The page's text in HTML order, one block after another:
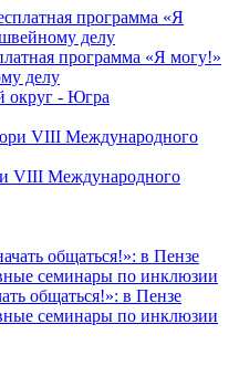
программа «Я могу!»
делу
округ - Югра
VIII Международного
общаться!»: в Пензе
семинары по инклюзии